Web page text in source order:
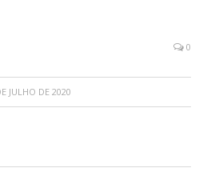
0
JULHO DE 2020